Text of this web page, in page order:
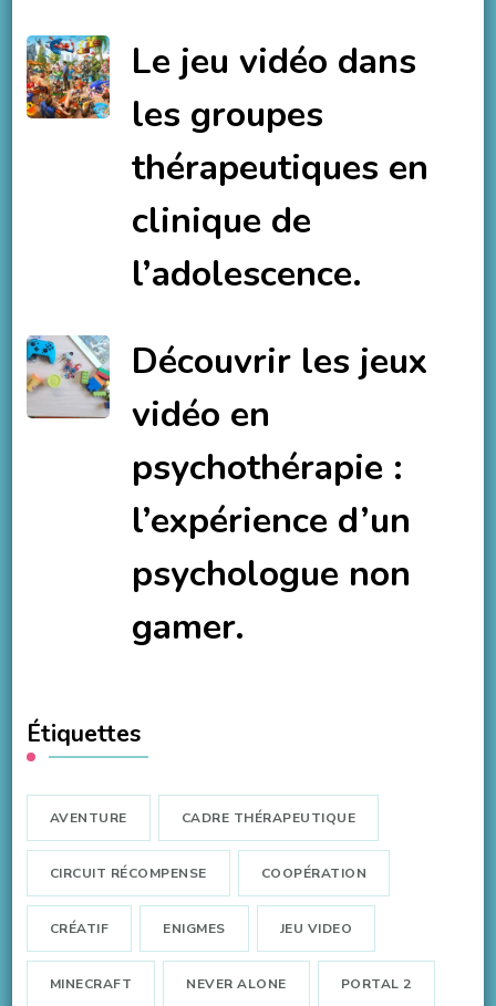
Le jeu vidéo dans
les groupes
thérapeutiques en
clinique de
l’adolescence.
Découvrir les jeux
vidéo en
psychothérapie :
l’expérience d’un
psychologue non
gamer.
Étiquettes
AVENTURE CADRE THÉRAPEUTIQUE
CIRCUIT RÉCOMPENSE COOPÉRATION
CRÉATIF ENIGMES JEU VIDEO
MINECRAFT NEVER ALONE PORTAL 2